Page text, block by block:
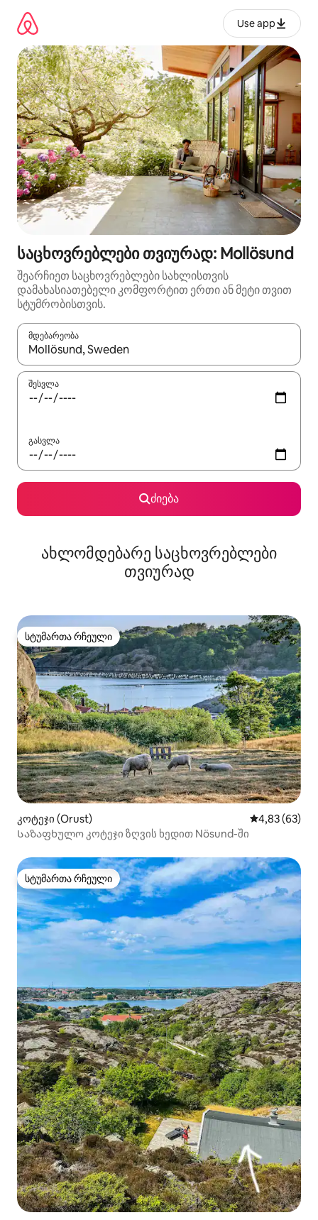
გადასვლა
Use app
საცხოვრებლები თვიურად: Mollösund
შეარჩიეთ საცხოვრებლები სახლისთვის
დამახასიათებელი კომფორტით ერთი ან მეტი თვით
სტუმრობისთვის.
მდებარეობა
როცა შედეგები ხელმისაწვდომი გახდება, ნავიგაციისთვის
შესვლა
გასვლა
ძიება
ახლომდებარე საცხოვრებლები
თვიურად
სტუმართა რჩეული
სტუმართა რჩეული
კოტეჯი (Orust) საშუალო
4,83 (63)
Საზაფხულო კოტეჯი ზღვის ხედით Nösund-ში
სტუმართა რჩეული
სტუმართა რჩეული